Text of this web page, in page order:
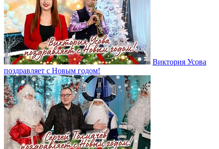
Виктория Усова
поздравляет с Новым годом!